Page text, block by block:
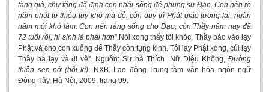
tăng già, chư tăng đã định con phải sống để phụng sự Đạo. Con nên rõ
năm phút tự thiêu tuy khó mà dễ, còn duy trì Phật giáo tương lai, ngàn
năm mới khó làm. Con nên ráng sống cho Đạo, còn Thầy năm nay đã
72 tuổi rồi, hi sinh là phải hơn”.Nói xong thấy tôi khóc, Thầy bảo vào lạy
Phật và cho con xuống để Thầy còn tụng kinh. Tôi lạy Phật xong, cúi lạy
Thầy ba lạy và đi về”. Nguồn: Sư bà Thích Nữ Diệu Không, Đường
thiền sen nở (hồi kí), NXB. Lao động-Trung tâm văn hóa ngôn ngữ
Đông Tây, Hà Nội, 2009, trang 99.